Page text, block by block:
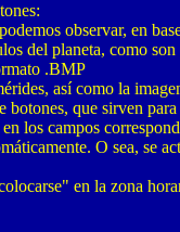
observar, en
del planeta, como
.BMP
así como la
que sirven
los campos
O sea, se
en la zona